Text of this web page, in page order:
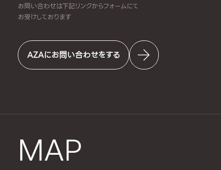
お問い合わせは下記リンクからフォームにて
お受けしております
AZAにお問い合わせをする
MAP